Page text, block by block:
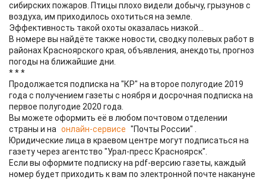
сибирских пожаров. Птицы плохо видели добычу, грызунов с
воздуха, им приходилось охотиться на земле.
Эффективность такой охоты оказалась низкой...
В номере вы найдёте также новости, сводку полевых работ в
районах Красноярского края, объявления, анекдоты, прогноз
погоды на ближайшие дни.
* * *
Продолжается подписка на "КР" на второе полугодие 2019
года с получением газеты с ноября и досрочная подписка на
первое полугодие 2020 года.
Вы можете оформить её в любом почтовом отделении
страны и на онлайн-сервисе "Почты России" .
Юридические лица в краевом центре могут подписаться на
газету через агентство "Урал-пресс Красноярск".
Если вы оформите подписку на pdf-версию газеты, каждый
номер будет приходить к вам по электронной почте накануне